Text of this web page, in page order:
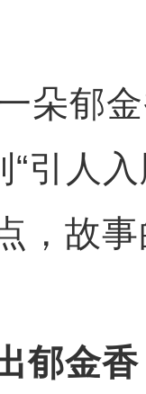
郁金
“引人
，故
郁金香